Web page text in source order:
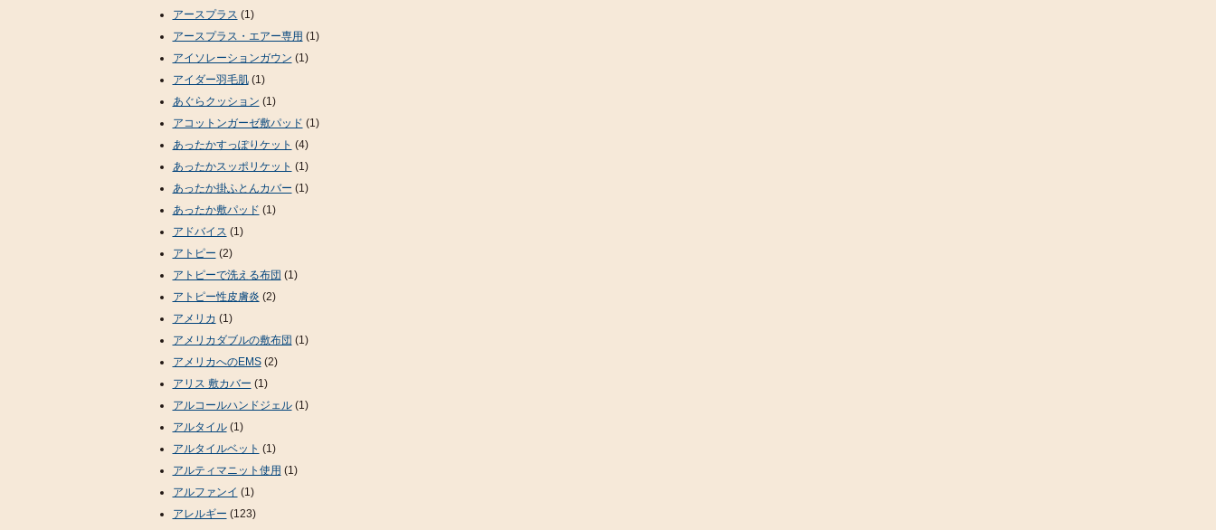
アースプラス (1)
アースプラス・エアー専用 (1)
アイソレーションガウン (1)
アイダー羽毛肌(1)
あぐらクッション (1)
アコットンガーゼ敷パッド (1)
あったかすっぽりケット (4)
あったかスッポリケット (1)
あったか掛ふとんカバー (1)
あったか敷パッド (1)
アドバイス (1)
アトピー (2)
アトピーで洗える布団 (1)
アトピー性皮膚炎 (2)
アメリカ (1)
アメリカダブルの敷布団 (1)
アメリカへのEMS(2)
アリス 敷カバー (1)
アルコールハンドジェル(1)
アルタイル(1)
アルタイルベット (1)
アルティマニット使用 (1)
アルファンイ (1)
アレルギー (123)